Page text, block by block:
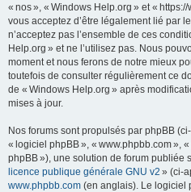
« nos », « Windows Help.org » et «
vous acceptez d’être légalement lié par
n’acceptez pas l’ensemble de ces
Help.org » et ne l’utilisez pas. Nous
moment et nous ferons de notre mieux
toutefois de consulter régulièrement ce
de « Windows Help.org » après
mises à jour.
Nos forums sont propulsés par phpBB
« logiciel phpBB », « www.phpbb.com »,
phpBB »), une solution de forum publiée
licence publique générale GNU v2 » (ci-
www.phpbb.com (en anglais). Le logiciel